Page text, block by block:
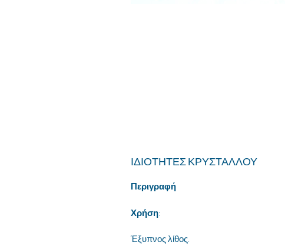
ΙΔΙΟΤΗΤΕΣ ΚΡΥΣΤΑΛΛΟΥ
Περιγραφή
Χρήση:
Έξυπνος λίθος.